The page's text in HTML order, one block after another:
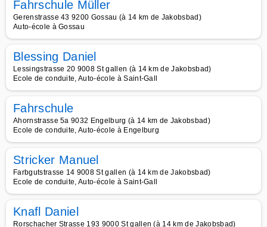
Fahrschule Müller
Gerenstrasse 43 9200 Gossau (à 14 km de Jakobsbad)
Auto-école à Gossau
Blessing Daniel
Lessingstrasse 20 9008 St gallen (à 14 km de Jakobsbad)
Ecole de conduite, Auto-école à Saint-Gall
Fahrschule
Ahornstrasse 5a 9032 Engelburg (à 14 km de Jakobsbad)
Ecole de conduite, Auto-école à Engelburg
Stricker Manuel
Farbgutstrasse 14 9008 St gallen (à 14 km de Jakobsbad)
Ecole de conduite, Auto-école à Saint-Gall
Knafl Daniel
Rorschacher Strasse 193 9000 St gallen (à 14 km de Jakobsbad)